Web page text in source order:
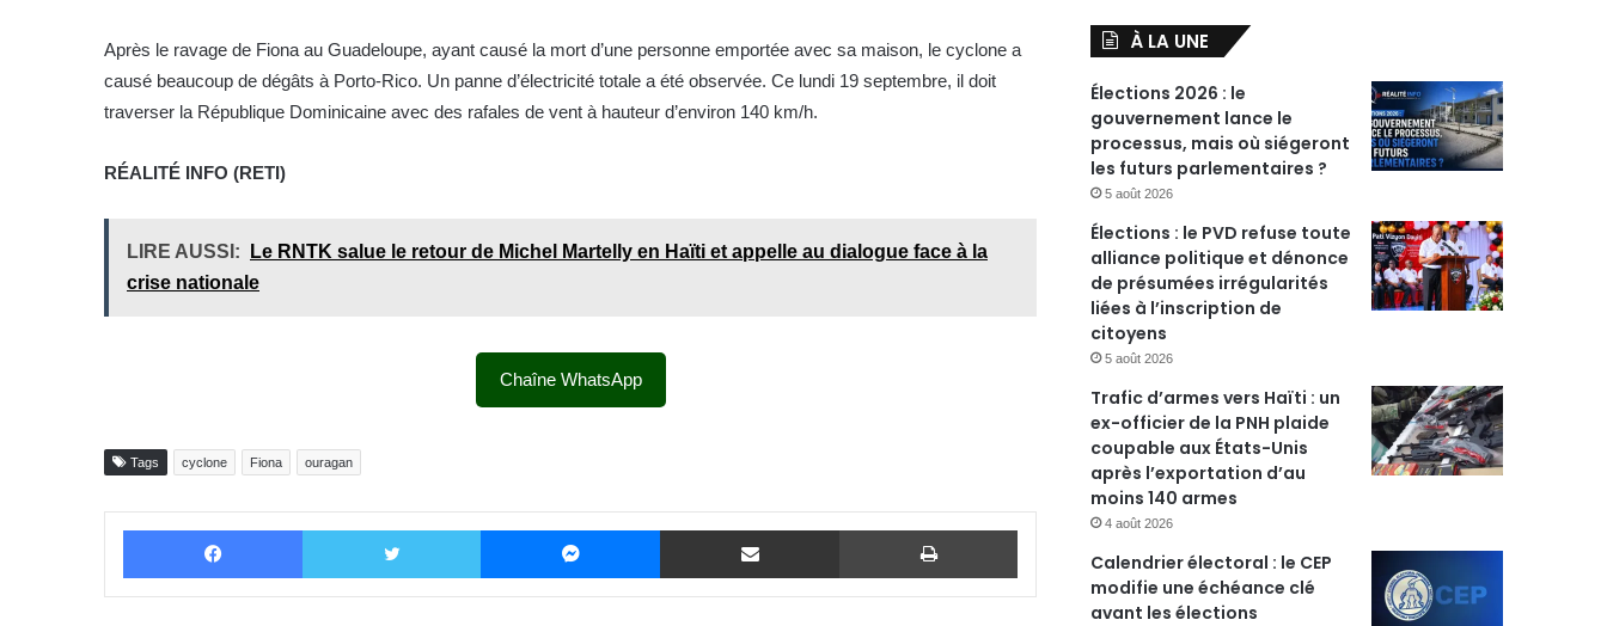
Après le ravage de Fiona au Guadeloupe, ayant causé la mort d’une personne emportée avec sa maison, le cyclone a
causé beaucoup de dégâts à Porto-Rico. Un panne d’électricité totale a été observée. Ce lundi 19 septembre, il doit
traverser la République Dominicaine avec des rafales de vent à hauteur d’environ 140 km/h.
RÉALITÉ INFO (RETI)
LIRE AUSSI:
Le RNTK salue le retour de Michel Martelly en Haïti et appelle au dialogue face à la
crise nationale
Chaîne WhatsApp
Tags cyclone Fiona ouragan
Facebook Twitter Messenger Partager par email Imprimer
À LA UNE
Élections 2026 : le
gouvernement lance le
processus, mais où siégeront
les futurs parlementaires ?
5 août 2026
Élections : le PVD refuse toute
alliance politique et dénonce
de présumées irrégularités
liées à l’inscription de
citoyens
5 août 2026
Trafic d’armes vers Haïti : un
ex-officier de la PNH plaide
coupable aux États-Unis
après l’exportation d’au
moins 140 armes
4 août 2026
Calendrier électoral : le CEP
modifie une échéance clé
avant les élections